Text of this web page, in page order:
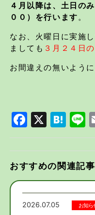
４月以降は、土日の
００）を行います。
なお、火曜日に実施
ましても ３月２４日
お間違えの無いよう
Facebook
おすすめの関連記事
2026.07.05 お知ら